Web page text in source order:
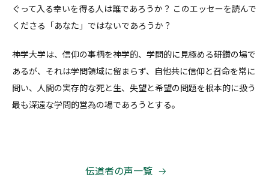
ぐって入る幸いを得る人は誰であろうか？ このエッセーを読んで
くださる「あなた」ではないであろうか？
神学大学は、信仰の事柄を神学的、学問的に見極める研鑽の場で
あるが、それは学問領域に留まらず、自他共に信仰と召命を常に
問い、人間の実存的な死と生、失望と希望の問題を根本的に扱う
最も深遠な学問的営為の場であろうとする。
伝道者の声一覧